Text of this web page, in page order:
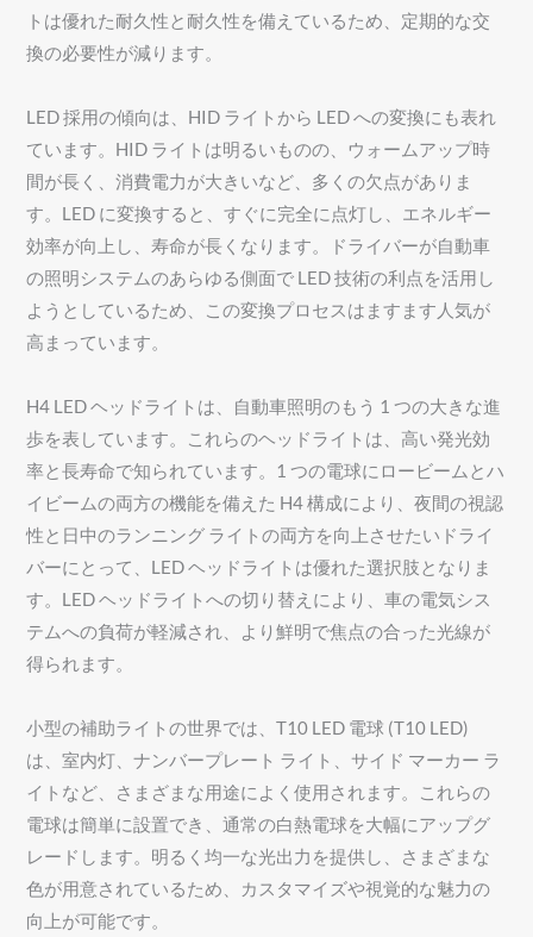
トは優れた耐久性と耐久性を備えているため、定期的な交
換の必要性が減ります。
LED 採用の傾向は、HID ライトから LED への変換にも表れ
ています。HID ライトは明るいものの、ウォームアップ時
間が長く、消費電力が大きいなど、多くの欠点がありま
す。LED に変換すると、すぐに完全に点灯し、エネルギー
効率が向上し、寿命が長くなります。ドライバーが自動車
の照明システムのあらゆる側面で LED 技術の利点を活用し
ようとしているため、この変換プロセスはますます人気が
高まっています。
H4 LED ヘッドライトは、自動車照明のもう 1 つの大きな進
歩を表しています。これらのヘッドライトは、高い発光効
率と長寿命で知られています。1 つの電球にロービームとハ
イビームの両方の機能を備えた H4 構成により、夜間の視認
性と日中のランニング ライトの両方を向上させたいドライ
バーにとって、LED ヘッドライトは優れた選択肢となりま
す。LED ヘッドライトへの切り替えにより、車の電気シス
テムへの負荷が軽減され、より鮮明で焦点の合った光線が
得られます。
小型の補助ライトの世界では、T10 LED 電球 (T10 LED)
は、室内灯、ナンバープレート ライト、サイド マーカー ラ
イトなど、さまざまな用途によく使用されます。これらの
電球は簡単に設置でき、通常の白熱電球を大幅にアップグ
レードします。明るく均一な光出力を提供し、さまざまな
色が用意されているため、カスタマイズや視覚的な魅力の
向上が可能です。